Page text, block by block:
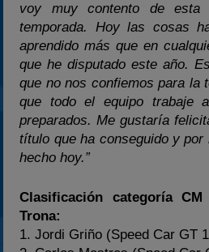
voy muy contento de esta
temporada. Hoy las cosas
aprendido más que en
que he disputado este año.
que no nos confiemos para la
que todo el equipo trabaje
preparados. Me gustaría
título que ha conseguido y
hecho hoy.”
Clasificación categoría
Trona:
1. Jordi Griño (Speed Car GT